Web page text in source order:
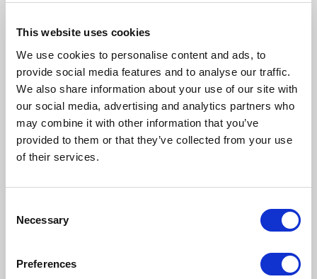
This website uses cookies
We use cookies to personalise content and ads, to
provide social media features and to analyse our traffic.
We also share information about your use of our site with
our social media, advertising and analytics partners who
may combine it with other information that you’ve
provided to them or that they’ve collected from your use
of their services.
Selection
Necessary
Preferences
Podsumowani
e
Jak widzisz, filtrowanie w systemie jest bardzo
proste, a jednocześnie może się okazać
nieocenionym sprzymierzeńcem podczas
penetrowania czeluści systemuERP w poszukiwaniu
kluczowych informacji. Warto w tym miejscu
również wspomnieć o operatorach
podczas definiowania filtrów, ale i podczas
– mniejsze/ większe niż: < 100, >70;
– i (oraz), np. >100 & < 250;
– lub, np. 5|6.